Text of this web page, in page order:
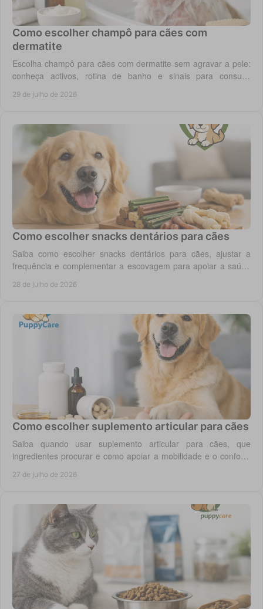
Como escolher champô para cães com
dermatite
Escolha champô para cães com dermatite sem agravar a pele:
conheça activos, rotina de banho e sinais para consulta
29 de julho de 2026
Como escolher snacks dentários para cães
Saiba como escolher snacks dentários para cães, ajustar a
frequência e complementar a escovagem para apoiar a saúde
28 de julho de 2026
Como escolher suplemento articular para cães
Saiba quando usar suplemento articular para cães, que
ingredientes procurar e como apoiar a mobilidade e o conforto
27 de julho de 2026